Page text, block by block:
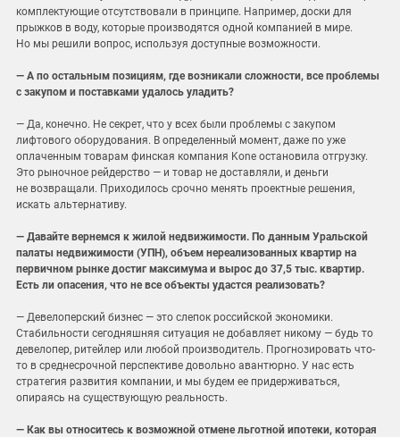
комплектующие отсутствовали в принципе. Например, доски для
прыжков в воду, которые производятся одной компанией в мире.
Но мы решили вопрос, используя доступные возможности.
— А по остальным позициям, где возникали сложности, все проблемы
с закупом и поставками удалось уладить?
— Да, конечно. Не секрет, что у всех были проблемы с закупом
лифтового оборудования. В определенный момент, даже по уже
оплаченным товарам финская компания Kone остановила отгрузку.
Это рыночное рейдерство — и товар не доставляли, и деньги
не возвращали. Приходилось срочно менять проектные решения,
искать альтернативу.
— Давайте вернемся к жилой недвижимости. По данным Уральской
палаты недвижимости (УПН), объем нереализованных квартир на
первичном рынке достиг максимума и вырос до 37,5 тыс. квартир.
Есть ли опасения, что не все объекты удастся реализовать?
— Девелоперский бизнес — это слепок российской экономики.
Стабильности сегодняшняя ситуация не добавляет никому — будь то
девелопер, ритейлер или любой производитель. Прогнозировать что-
то в среднесрочной перспективе довольно авантюрно. У нас есть
стратегия развития компании, и мы будем ее придерживаться,
опираясь на существующую реальность.
— Как вы относитесь к возможной отмене льготной ипотеки, которая